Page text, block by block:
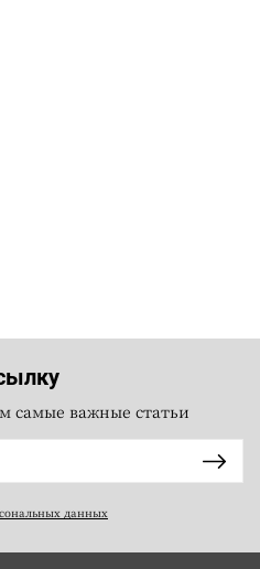
самые важные статьи
данных